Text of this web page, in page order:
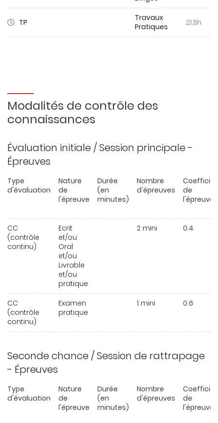
TP
Travaux
Pratiques
21,5h
Modalités de contrôle des
connaissances
Évaluation initiale / Session principale -
Épreuves
Type
d'évaluation
Nature
de
l'épreuve
Durée
(en
minutes)
Nombre
d'épreuves
de
l'épreuve
CC
(contrôle
continu)
Ecrit
et/ou
Oral
et/ou
Livrable
et/ou
pratique
2 mini 0.4
CC
(contrôle
continu)
Examen
pratique
1 mini 0.6
Seconde chance / Session de rattrapage
- Épreuves
Type
d'évaluation
Nature
de
l'épreuve
Durée
(en
minutes)
Nombre
d'épreuves
de
l'épreuve